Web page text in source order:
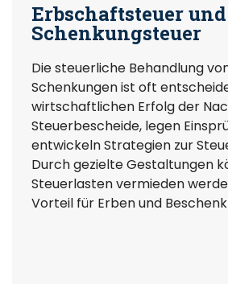
Erbschaftsteuer und
Schenkungsteuer
Die steuerliche Behandlung
Schenkungen ist oft
wirtschaftlichen Erfolg der
Steuerbescheide, legen
entwickeln Strategien zur
Durch gezielte Gestaltungen
Steuerlasten vermieden
Vorteil für Erben und